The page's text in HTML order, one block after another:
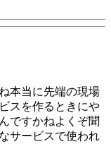
本当に先端の現場
スを作るときにや
ですかねよくぞ聞
サービスで使われ